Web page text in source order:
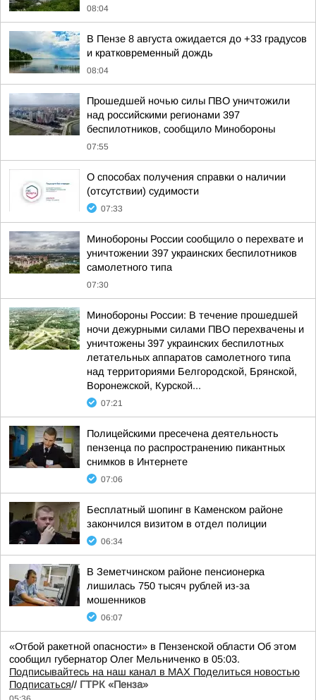
08:04
В Пензе 8 августа ожидается до +33 градусов
и кратковременный дождь
08:04
Прошедшей ночью силы ПВО уничтожили
над российскими регионами 397
беспилотников, сообщило Минобороны
07:55
О способах получения справки о наличии
(отсутствии) судимости
07:33
Минобороны России сообщило о перехвате и
уничтожении 397 украинских беспилотников
самолетного типа
07:30
Минобороны России: В течение прошедшей
ночи дежурными силами ПВО перехвачены и
уничтожены 397 украинских беспилотных
летательных аппаратов самолетного типа
над территориями Белгородской, Брянской,
Воронежской, Курской...
07:21
Полицейскими пресечена деятельность
пензенца по распространению пикантных
снимков в Интернете
07:06
Бесплатный шопинг в Каменском районе
закончился визитом в отдел полиции
06:34
В Земетчинском районе пенсионерка
лишилась 750 тысяч рублей из-за
мошенников
06:07
«Отбой ракетной опасности» в Пензенской области Об этом
сообщил губернатор Олег Мельниченко в 05:03.
Подписывайтесь на наш канал в MAX Поделиться новостью
Подписаться// ГТРК «Пенза»